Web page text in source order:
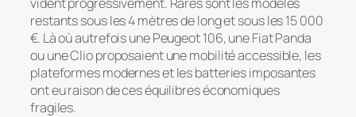
restants sous les 4 mètres de long et sous les 15 000
€. Là où autrefois une Peugeot 106, une Fiat Panda
ou une Clio proposaient une mobilité accessible, les
plateformes modernes et les batteries imposantes
ont eu raison de ces équilibres économiques
fragiles.